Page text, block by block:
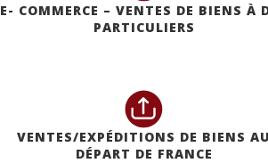
E- COMMERCE – VENTES DE BIENS À
PARTICULIERS
VENTES/EXPÉDITIONS DE BIENS
DÉPART DE FRANCE